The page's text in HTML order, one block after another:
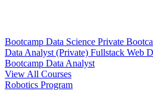
Bootcamp Data Science Private
Data Analyst (Private) Fullstack Web
Bootcamp Data Analyst
View All Courses
Robotics Program